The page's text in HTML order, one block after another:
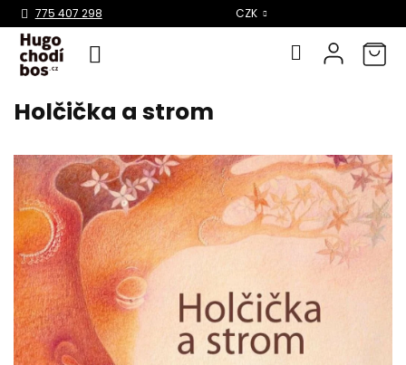
Přejít
775 407 298 CZK
Holčička a strom